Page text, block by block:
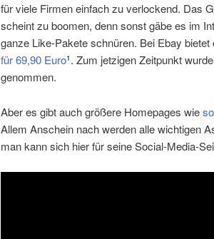
für viele Firmen einfach zu verlockend. Das
scheint zu boomen, denn sonst gäbe es im
ganze Like-Pakete schnüren. Bei Ebay bietet
für 69,90 Euro1 . Zum jetzigen Zeitpunkt
genommen.
Aber es gibt auch größere Homepages wie
Allem Anschein nach werden alle wichtigen
man kann sich hier für seine Social-Media-